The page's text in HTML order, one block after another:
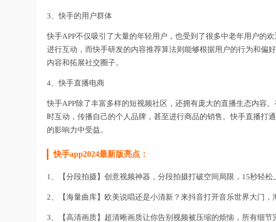
3、快手的用户群体
快手APP不仅吸引了大量的年轻用户，也受到了很多中老年用户的
进行互动，而快手研发的内容推荐算法则能够根据用户的行为和偏
内容和拓展社交圈子。
4、快手直播电商
快手APP除了丰富多样的短视频社区，还拥有庞大的直播生态内容
时互动，传播自己的个人品牌，甚至进行商品的销售。快手直播打
的影响力中受益。
快手app2024最新版亮点：
1、【分段拍摄】创意视频神器，分段拍摄打破空间局限，15秒轻松
2、【海量曲库】欧美说唱还是小清新？来抖音打开音乐世界大门，
3、【高清画质】超清晰画质让你告别视频被压缩的烦恼，所有细节